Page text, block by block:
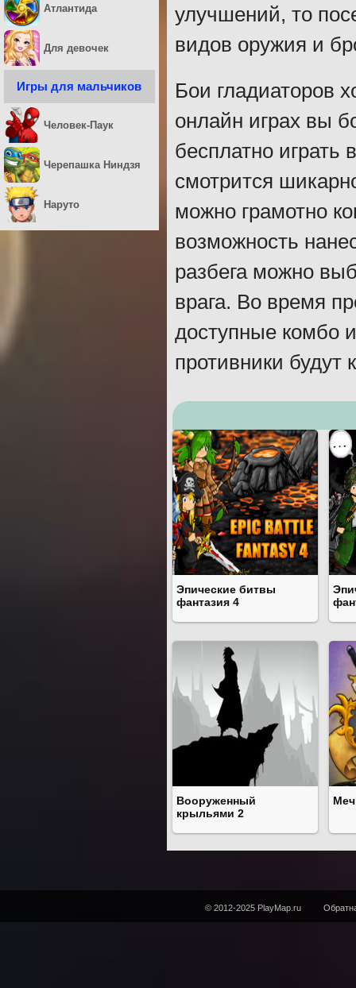
улучшений, то
видов оружия и
Бои гладиаторов
онлайн играх вы
бесплатно играть
смотрится
можно грамотно
возможность
разбега можно
врага. Во время
доступные комбо
противники будут
Эпические битвы
фантазия 4
Вооруженный
крыльями 2
Атлантида
Для девочек
Игры для мальчиков
Человек-Паук
Черепашка Ниндзя
Наруто
© 2012-2025 PlayMap.ru